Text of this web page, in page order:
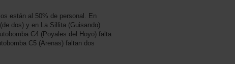
están al 50% de personal. En
dos) y en La Sillita (Guisando)
C4 (Poyales del Hoyo) falta
C5 (Arenas) faltan dos